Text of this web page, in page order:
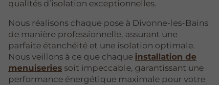
qualités d’isolation exceptionnelles.
Nous réalisons chaque pose à Divonne-les-Bains
de manière professionnelle, assurant une
parfaite étanchéité et une isolation optimale.
Nous veillons à ce que chaque installation de
menuiseries soit impeccable, garantissant une
performance énergétique maximale pour votre